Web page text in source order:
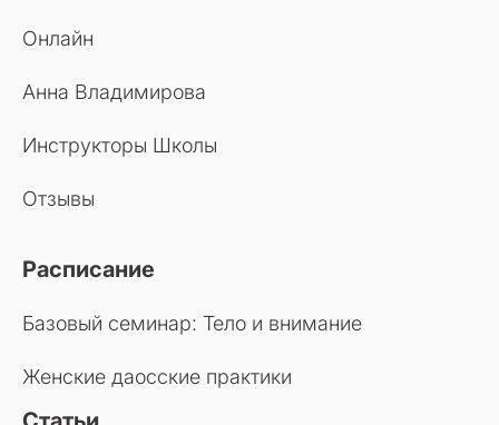
Онлайн
Анна Владимирова
Инструкторы Школы
Отзывы
Расписание
Базовый семинар: Тело и внимание
Женские даосские практики